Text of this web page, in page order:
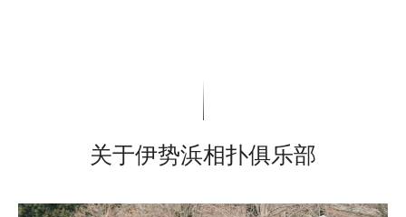
关于伊势浜相扑俱乐部